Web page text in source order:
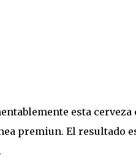
esta
premiun. El resultado